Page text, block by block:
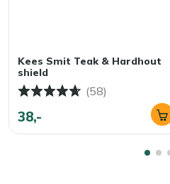
Kees Smit Teak & Hardhout
shield
(58)
38,-